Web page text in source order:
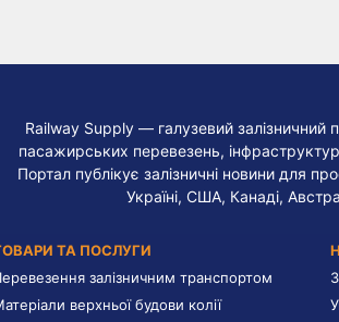
Railway Supply — галузевий залізничний
пасажирських перевезень,
Портал публікує залізничні новини для
Україні, США, Канаді,
ТА ПОСЛУГИ
залізничним транспортом
верхньої будови колії